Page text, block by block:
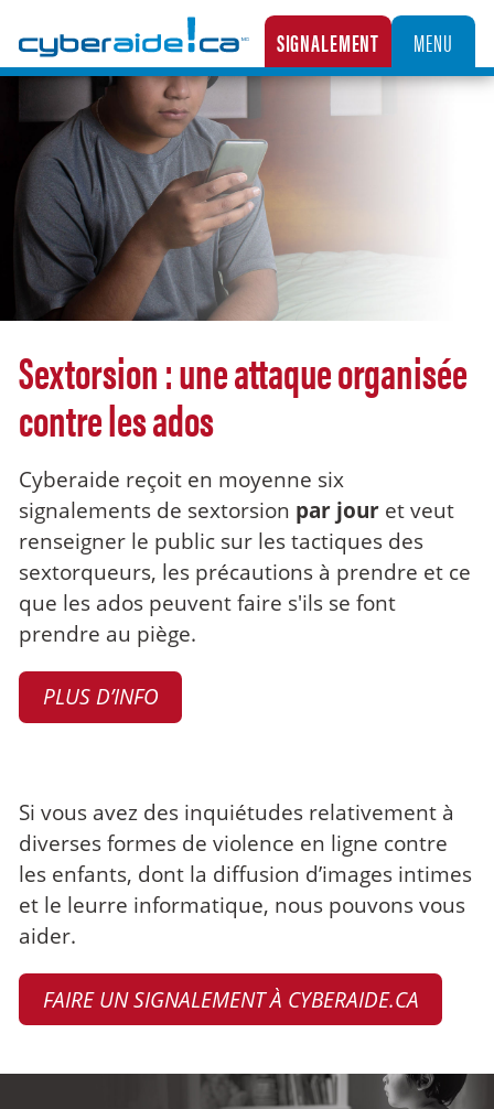
LA CENTRALE CANADIENNE DE SIGNALEMENT DES CAS D’EXPLOITATION SEXUELLE
SIGNALEMENT MENU
Sextorsion : une attaque organisée
contre les ados
Cyberaide reçoit en moyenne six
signalements de sextorsion par jour et veut
renseigner le public sur les tactiques des
sextorqueurs, les précautions à prendre et ce
que les ados peuvent faire s'ils se font
prendre au piège.
PLUS D’INFO
Si vous avez des inquiétudes relativement à
diverses formes de violence en ligne contre
les enfants, dont la diffusion d’images intimes
et le leurre informatique, nous pouvons vous
aider.
FAIRE UN SIGNALEMENT À CYBERAIDE.CA